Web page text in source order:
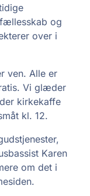
og
over i
ven. Alle er
Vi glæder
kirkekaffe
kl. 12.
Karen
om det i